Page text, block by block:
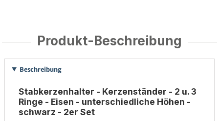
Produkt-Beschreibung
Beschreibung
Stabkerzenhalter - Kerzenständer - 2 u. 3
Ringe - Eisen - unterschiedliche Höhen -
schwarz - 2er Set